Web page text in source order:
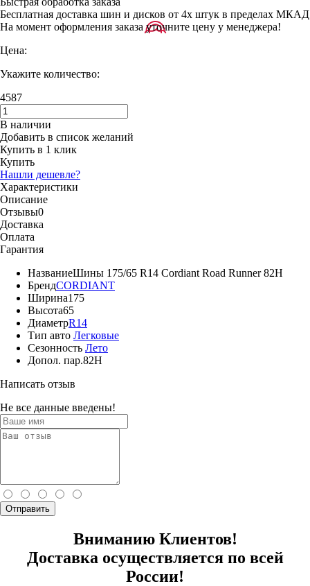
Бесплатная доставка шин и дисков от 4х штук в пределах МКАД
На момент оформления заказа уточните цену у менеджера!
Цена:
Укажите количество:
4587
В наличии
Добавить в список желаний
Купить в 1 клик
Купить
Нашли дешевле?
Характеристики
Описание
Отзывы0
Доставка
Оплата
Гарантия
НазваниеШины 175/65 R14 Cordiant Road Runner 82H
БрендCORDIANT
Ширина175
Высота65
ДиаметрR14
Тип авто Легковые
Сезонность Лето
Допол. пар.82H
Написать отзыв
Не все данные введены!
Отправить
Вниманию Клиентов!
Доставка осуществляется по всей
России!